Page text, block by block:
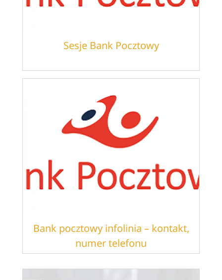
Sesje Bank Pocztowy
Bank pocztowy infolinia – kontakt,
numer telefonu